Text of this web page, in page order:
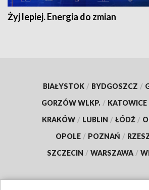
Żyj lepiej. Energia do zmian
BIAŁYSTOK / BYDGOSZCZ /
GORZÓW WLKP. / KATOWICE
KRAKÓW / LUBLIN / ŁÓDŹ /
OPOLE / POZNAŃ /
SZCZECIN / WARSZAWA /